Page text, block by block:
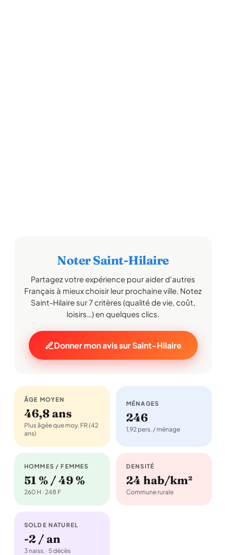
Noter Saint-Hilaire
Partagez votre expérience pour aider d'autres
Français à mieux choisir leur prochaine ville. Notez
Saint-Hilaire sur 7 critères (qualité de vie, coût,
loisirs…) en quelques clics.
Donner mon avis sur Saint-Hilaire
ÂGE MOYEN
46,8 ans
Plus âgée que moy. FR (42
ans)
MÉNAGES
246
1,92 pers. / ménage
HOMMES / FEMMES
51 % / 49 %
260 H · 248 F
DENSITÉ
24 hab/km²
Commune rurale
SOLDE NATUREL
-2 / an
3 naiss. · 5 décès